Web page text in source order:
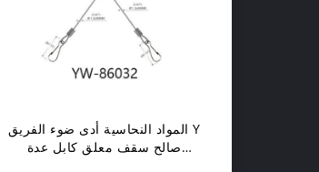
المواد النحاسية أدى ضوء الفريق Y
صالح سقف معلق كابل عدة